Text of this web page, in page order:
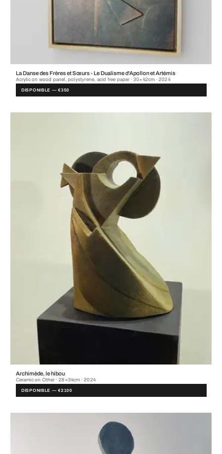
La Danse des Frères et Sœurs - Le Dualisme d'Apollon et Artémis
Acrylic on wood panel, polystyrene, acid free paper · 30×42cm · 2024
DISPONIBLE — €350
Archimède, le hibou
Ceramic on Other · 28×34cm · 2024
DISPONIBLE — €2100